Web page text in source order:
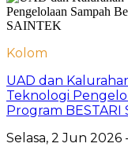
Kolom
UAD dan
Teknologi
Program BESTARI
Selasa, 2 Jun 2026